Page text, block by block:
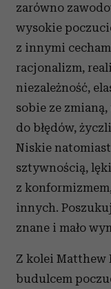
korzystania z ich
zarówno
wysokie
z innymi
racjonalizm,
niezależność,
sobie ze
do błędów,
Niskie
sztywnością,
z
innych.
znane i mało
Z kolei Matthew
budulcem